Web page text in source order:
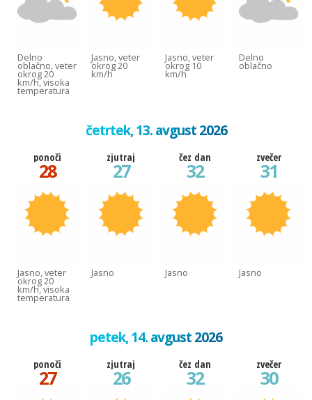
Delno
oblačno, veter
okrog 20
km/h, visoka
temperatura
Jasno, veter
okrog 20
km/h
Jasno, veter
okrog 10
km/h
Delno
oblačno
četrtek, 13. avgust 2026
ponoči
28
Jasno, veter
okrog 20
km/h, visoka
temperatura
zjutraj
27
Jasno
čez dan
32
Jasno
zvečer
31
Jasno
petek, 14. avgust 2026
ponoči
27
zjutraj
26
čez dan
32
zvečer
30